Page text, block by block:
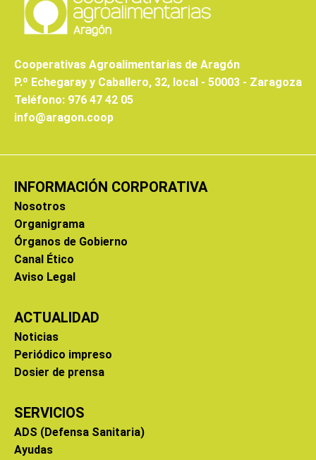
Cooperativas Agroalimentarias de Aragón
P.º Echegaray y Caballero, 32, local - 50003 - Zaragoza
Teléfono: 976 47 42 05
info@aragon.coop
INFORMACIÓN CORPORATIVA
Nosotros
Organigrama
Órganos de Gobierno
Canal Ético
Aviso Legal
ACTUALIDAD
Noticias
Periódico impreso
Dosier de prensa
SERVICIOS
ADS (Defensa Sanitaria)
Ayudas